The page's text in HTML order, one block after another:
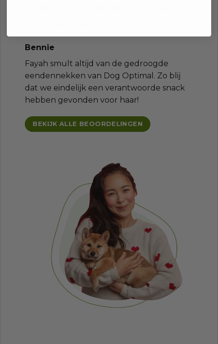
Bennie
Fayah smult altijd van de gedroogde
eendennekken van Dog Optimal. Zo blij
dat we eindelijk een verantwoorde snack
hebben gevonden voor haar!
BEKIJK ALLE BEOORDELINGEN